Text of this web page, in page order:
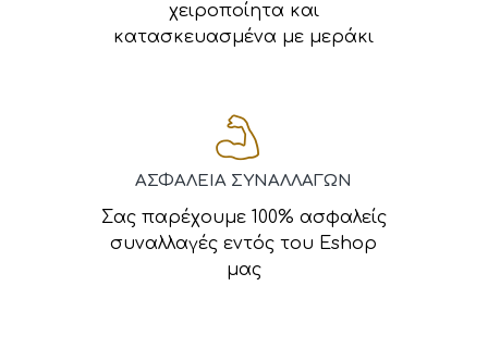
χειροποίητα και
κατασκευασμένα με μεράκι
ΑΣΦΑΛΕΙΑ ΣΥΝΑΛΛΑΓΩΝ
Σας παρέχουμε 100% ασφαλείς
συναλλαγές εντός του Eshop
μας